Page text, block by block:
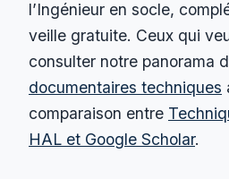
l’Ingénieur en socle,
veille gratuite. Ceux qui
consulter notre panorama
documentaires techniques
comparaison entre
HAL et Google Scholar.